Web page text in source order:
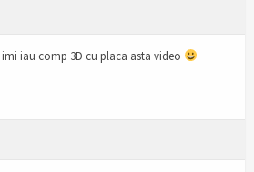
iau comp 3D cu placa asta video